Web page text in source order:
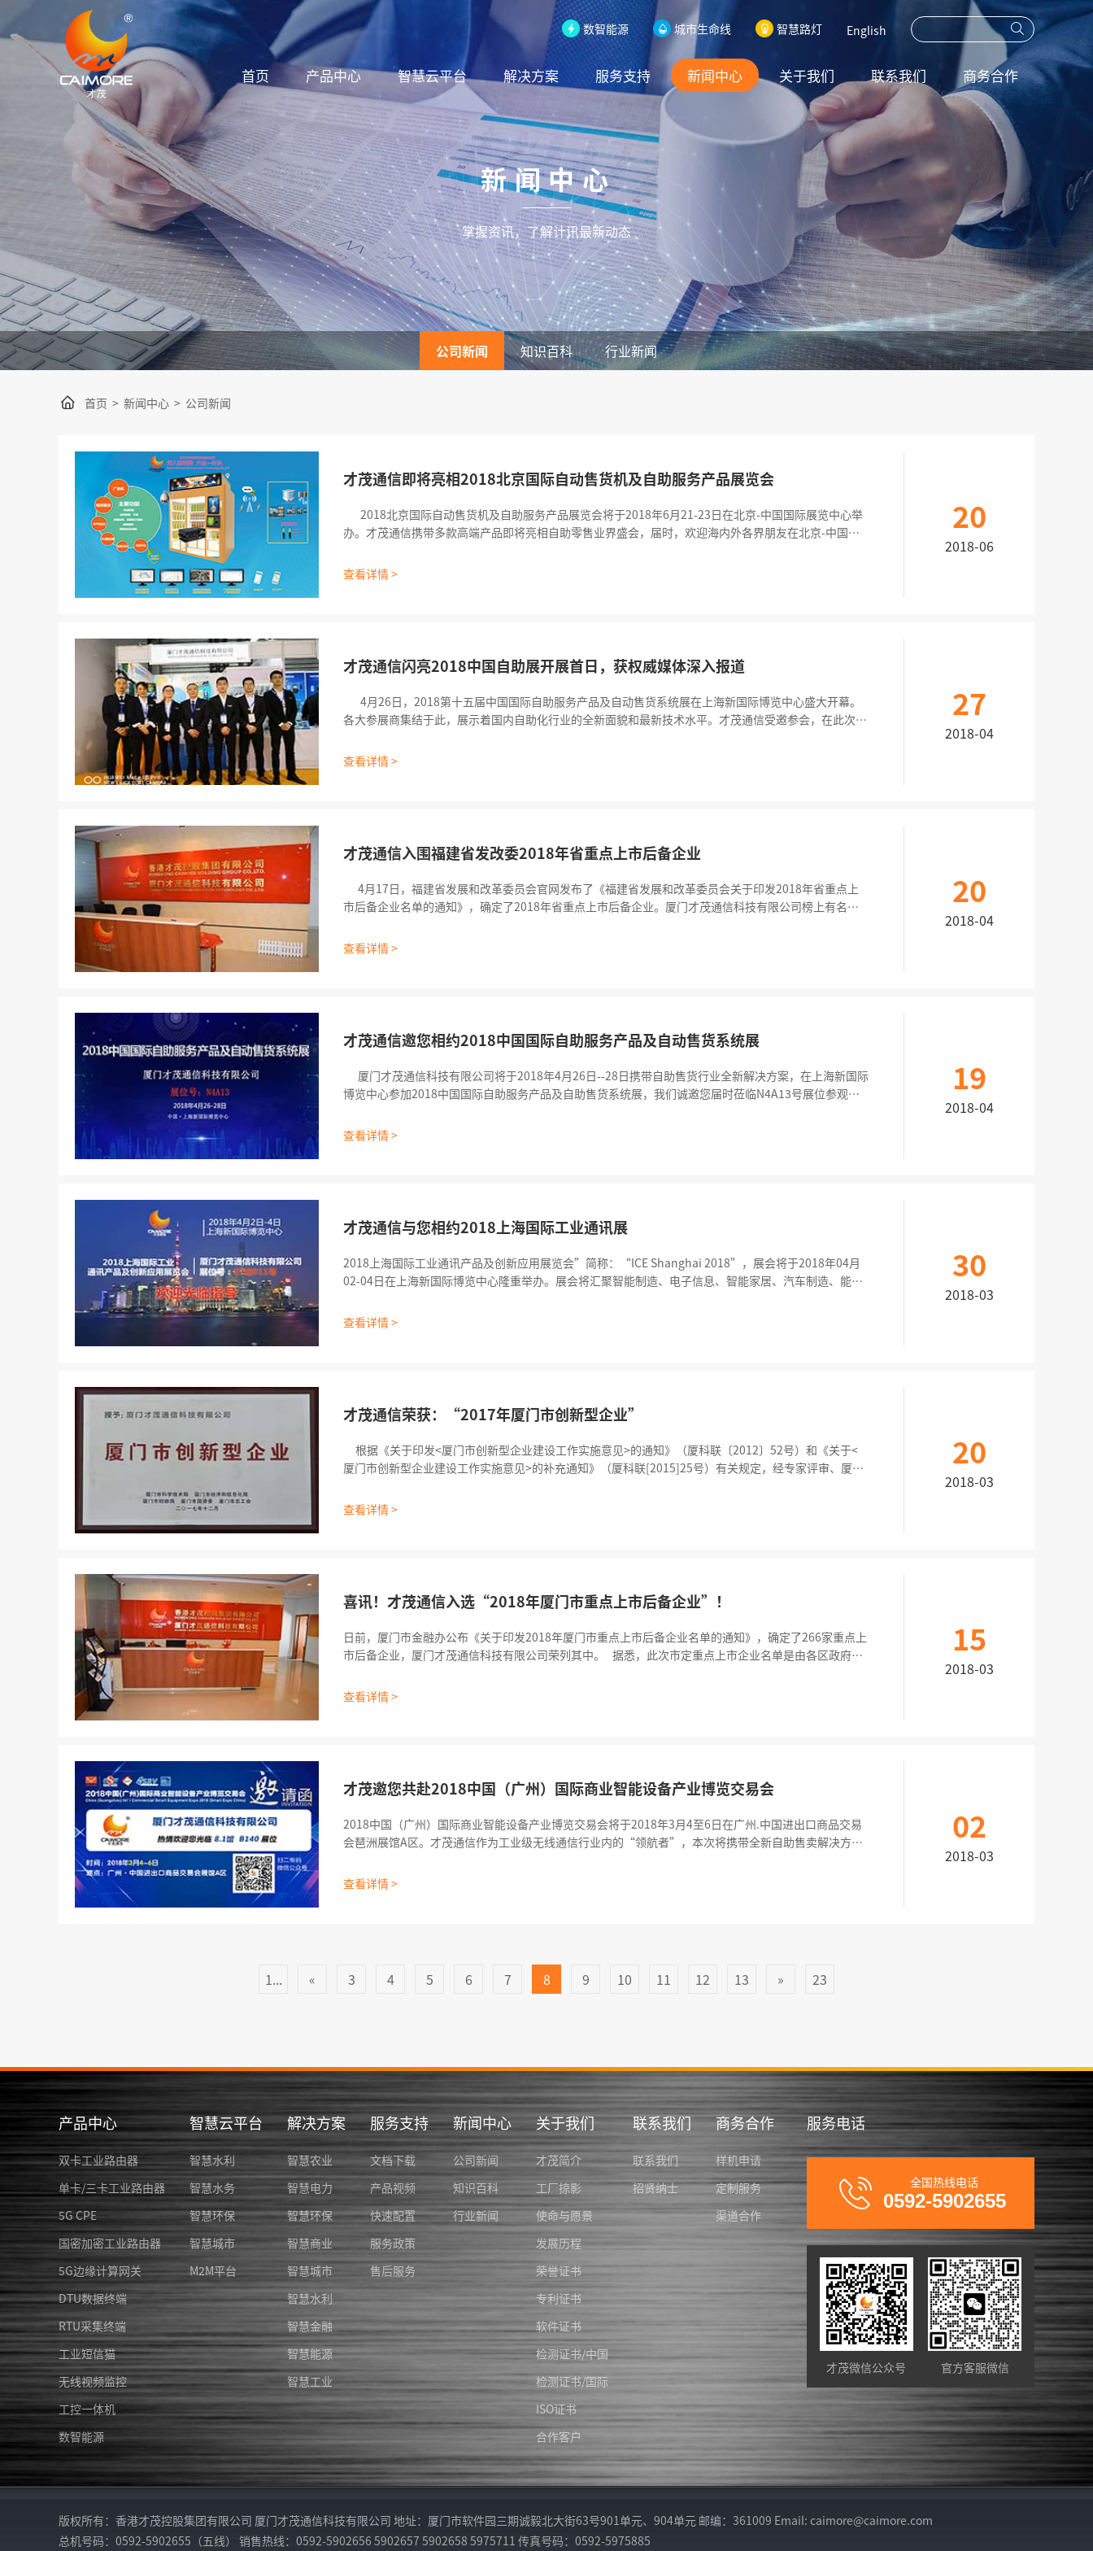
数智能源 城市生命线 智慧路灯 English
首页 产品中心 智慧云平台 解决方案 服务支持 新闻中心 关于我们 联系我们 商务合作
新闻中心
掌握资讯，了解计讯最新动态
公司新闻 知识百科 行业新闻
首页 > 新闻中心 > 公司新闻
才茂通信即将亮相2018北京国际自动售货机及自助服务产品展览会
2018北京国际自动售货机及自助服务产品展览会将于2018年6月21-23日在北京-中国国际展览中心举
办。才茂通信携带多款高端产品即将亮相自助零售业界盛会，届时，欢迎海内外各界朋友在北京-中国国
查看详情 >
20
2018-06
才茂通信闪亮2018中国自助展开展首日，获权威媒体深入报道
4月26日，2018第十五届中国国际自助服务产品及自动售货系统展在上海新国际博览中心盛大开幕。
各大参展商集结于此，展示着国内自助化行业的全新面貌和最新技术水平。才茂通信受邀参会，在此次盛
查看详情 >
27
2018-04
才茂通信入围福建省发改委2018年省重点上市后备企业
4月17日，福建省发展和改革委员会官网发布了《福建省发展和改革委员会关于印发2018年省重点上
市后备企业名单的通知》，确定了2018年省重点上市后备企业。厦门才茂通信科技有限公司榜上有名。
技发展规划高度契合，5G时代的到来更是为才茂通信主营业务的高速增长添薪助
查看详情 >
20
2018-04
才茂通信邀您相约2018中国国际自助服务产品及自动售货系统展
厦门才茂通信科技有限公司将于2018年4月26日--28日携带自助售货行业全新解决方案，在上海新国际
博览中心参加2018中国国际自助服务产品及自助售货系统展，我们诚邀您届时莅临N4A13号展位参观洽
查看详情 >
19
2018-04
才茂通信与您相约2018上海国际工业通讯展
2018上海国际工业通讯产品及创新应用展览会”简称：“ICE Shanghai 2018”，展会将于2018年04月
02-04日在上海新国际博览中心隆重举办。展会将汇聚智能制造、电子信息、智能家居、汽车制造、能源
设等领域超3万名专业观众，是国际以及国内工业通讯领域实力厂商集中展示产品、技术、解决方案
查看详情 >
30
2018-03
才茂通信荣获：“2017年厦门市创新型企业”
根据《关于印发<厦门市创新型企业建设工作实施意见>的通知》（厦科联〔2012〕52号）和《关于<
厦门市创新型企业建设工作实施意见>的补充通知》（厦科联[2015]25号）有关规定，经专家评审、厦门
查看详情 >
20
2018-03
喜讯！才茂通信入选“2018年厦门市重点上市后备企业”！
日前，厦门市金融办公布《关于印发2018年厦门市重点上市后备企业名单的通知》，确定了266家重点上
市后备企业，厦门才茂通信科技有限公司荣列其中。 据悉，此次市定重点上市企业名单是由各区政府
原则确定的。厦门才茂通信成功跻身“2018年厦门市重点上市后
查看详情 >
15
2018-03
才茂邀您共赴2018中国（广州）国际商业智能设备产业博览交易会
2018中国（广州）国际商业智能设备产业博览交易会将于2018年3月4至6日在广州.中国进出口商品交易
会琶洲展馆A区。才茂通信作为工业级无线通信行业内的“领航者”，本次将携带全新自助售卖解决方案
售功能的新型自助售货机如零食售卖机、自助榨汁机、自助咖啡机、盒饭
查看详情 >
02
2018-03
1... « 3 4 5 6 7 8 9 10 11 12 13 » 23
产品中心
双卡工业路由器
单卡/三卡工业路由器
5G CPE
国密加密工业路由器
5G边缘计算网关
DTU数据终端
RTU采集终端
工业短信猫
无线视频监控
工控一体机
数智能源
智慧云平台
智慧水利
智慧水务
智慧环保
智慧城市
M2M平台
解决方案
智慧农业
智慧电力
智慧环保
智慧商业
智慧城市
智慧水利
智慧金融
智慧能源
智慧工业
服务支持
文档下载
产品视频
快速配置
服务政策
售后服务
新闻中心
公司新闻
知识百科
行业新闻
关于我们
才茂简介
工厂掠影
使命与愿景
发展历程
荣誉证书
专利证书
软件证书
检测证书/中国
检测证书/国际
ISO证书
合作客户
联系我们
联系我们
招贤纳士
商务合作
样机申请
定制服务
渠道合作
服务电话
全国热线电话
0592-5902655
才茂微信公众号 官方客服微信
版权所有：香港才茂控股集团有限公司 厦门才茂通信科技有限公司 地址：厦门市软件园三期诚毅北大街63号901单元、904单元 邮编：361009 Email: caimore@caimore.com
总机号码：0592-5902655（五线） 销售热线：0592-5902656 5902657 5902658 5975711 传真号码：0592-5975885